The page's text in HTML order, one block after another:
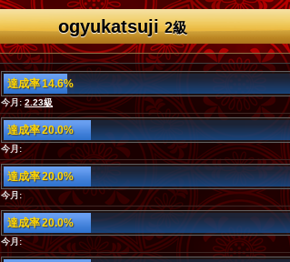
ogyukatsuji2級
達成率 14.6%
今月:2.23級
達成率 20.0%
今月:
達成率 20.0%
今月:
達成率 20.0%
今月: